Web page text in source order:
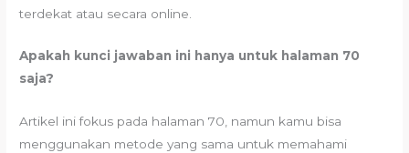
terdekat atau secara online.
Apakah kunci jawaban ini hanya untuk halaman 70
saja?
Artikel ini fokus pada halaman 70, namun kamu bisa
menggunakan metode yang sama untuk memahami